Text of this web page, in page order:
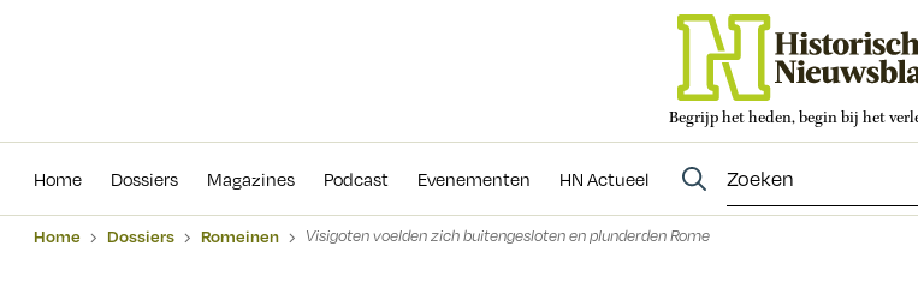
Begrijp het heden, begin bij het
Home Dossiers Magazines Podcast Evenementen HN Actueel
Evenementen
Home Dossiers Romeinen Visigoten voelden zich buitengesloten en plunderden Rome